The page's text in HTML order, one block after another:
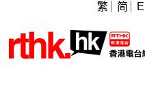
繁 简